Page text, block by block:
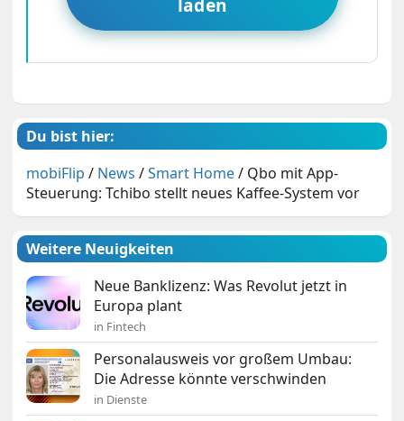
laden
Du bist hier:
mobiFlip / News /Smart Home/ Qbo mit App-
Steuerung: Tchibo stellt neues Kaffee-System vor
Weitere Neuigkeiten
Neue Banklizenz: Was Revolut jetzt in
Europa plant
in Fintech
Personalausweis vor großem Umbau:
Die Adresse könnte verschwinden
in Dienste